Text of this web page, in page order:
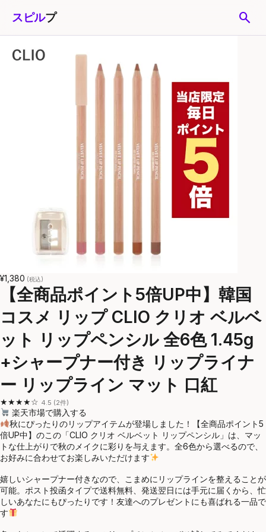
スピルプ search
¥1,380 (税込)
【全商品ポイント5倍UP中】韓国
コスメ リップ CLIO クリオ ベルベ
ット リップペンシル 全6色 1.45g
+シャープナー付き リップライナ
ー リップライン マット 口紅
★★★★☆ 4.5 (2件)
楽天市場で購入する
秋にぴったりのリップアイテムが登場しました！【全商品ポイント5
倍UP中】のこの「CLIO クリオ ベルベット リップペンシル」は、マッ
トな仕上がりで秋のメイクに彩りを与えます。全6色から選べるので、
お好みに合わせてお楽しみいただけます
嬉しいシャープナー付きなので、こまめにリップラインを整えることが
可能。ポスト投函タイプで送料無料、発送翌日には手元に届くから、忙
しいあなたにもぴったりです！友達へのプレゼントにも喜ばれる一品で
す